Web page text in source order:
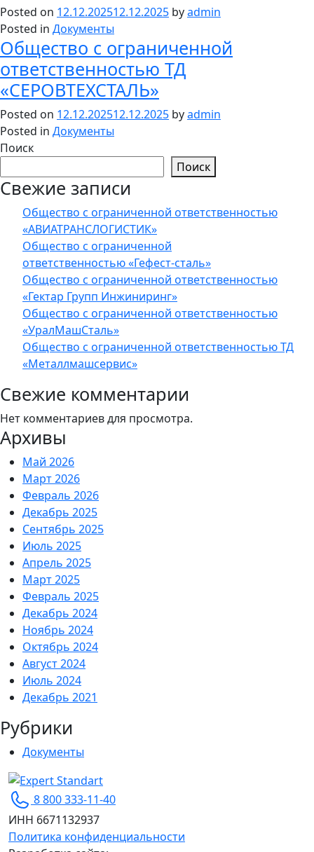
Posted on 12.12.202512.12.2025 byadmin
Posted in Документы
Общество с ограниченной
ответственностью ТД
«СЕРОВТЕХСТАЛЬ»
Posted on 12.12.202512.12.2025 byadmin
Posted in Документы
Поиск
Поиск
Свежие записи
Общество с ограниченной ответственностью
«АВИАТРАНСЛОГИСТИК»
Общество с ограниченной
ответственностью «Гефест-сталь»
Общество с ограниченной ответственностью
«Гектар Групп Инжиниринг»
Общество с ограниченной ответственностью
«УралМашСталь»
Общество с ограниченной ответственностью ТД
«Металлмашсервис»
Свежие комментарии
Нет комментариев для просмотра.
Архивы
Май 2026
Март 2026
Февраль 2026
Декабрь 2025
Сентябрь 2025
Июль 2025
Апрель 2025
Март 2025
Февраль 2025
Декабрь 2024
Ноябрь 2024
Октябрь 2024
Август 2024
Июль 2024
Декабрь 2021
Рубрики
Документы
Expert Standart
Сертификация ISO для вашего бизнеса
8 800 333-11-40
ИНН 6671132937
Политика конфиденциальности